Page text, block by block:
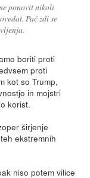
ponovit nikoli
Pač zdi se
boriti proti
proti
kot so Trump,
in mojstri
korist.
širjenje
ekstremnih
niso potem vilice